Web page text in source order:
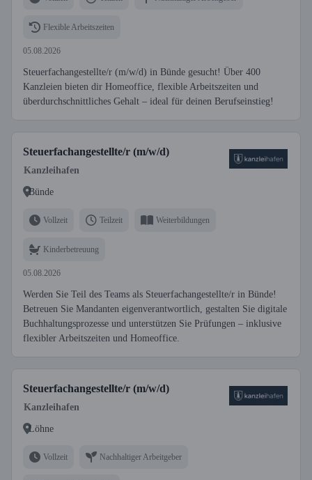
Flexible Arbeitszeiten
05.08.2026
Steuerfachangestellte/r (m/w/d) in Bünde gesucht! Über 400
Kanzleien bieten dir Homeoffice, flexible Arbeitszeiten und
überdurchschnittliches Gehalt – ideal für deinen Berufseinstieg!
Steuerfachangestellte/r (m/w/d)
Kanzleihafen
Bünde
Vollzeit Teilzeit Weiterbildungen
Kinderbetreuung
05.08.2026
Werden Sie Teil des Teams als Steuerfachangestellte/r in Bünde!
Betreuen Sie Mandanten eigenverantwortlich, gestalten Sie digitale
Buchhaltungsprozesse und unterstützen Sie Prüfungen – inklusive
flexibler Arbeitszeiten und Homeoffice.
Steuerfachangestellte/r (m/w/d)
Kanzleihafen
Löhne
Vollzeit Nachhaltiger Arbeitgeber